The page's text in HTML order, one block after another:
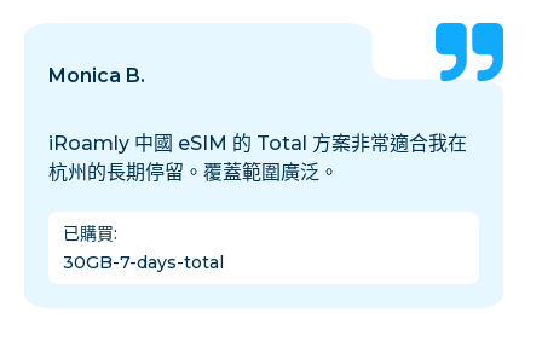
Monica B.
iRoamly 中國 eSIM 的 Total 方案非常適合我在
杭州的長期停留。覆蓋範圍廣泛。
已購買:
30GB-7-days-total